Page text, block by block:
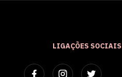
LIGAÇÕES SOCIAIS